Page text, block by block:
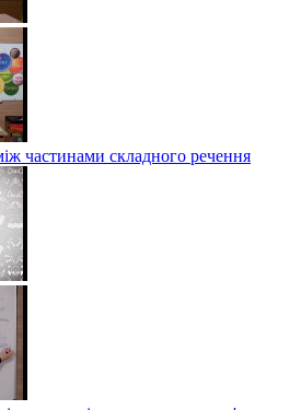
частинами складного речення